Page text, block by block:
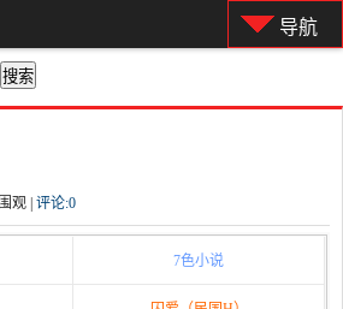
导航
观 | 评论:0
7色小说